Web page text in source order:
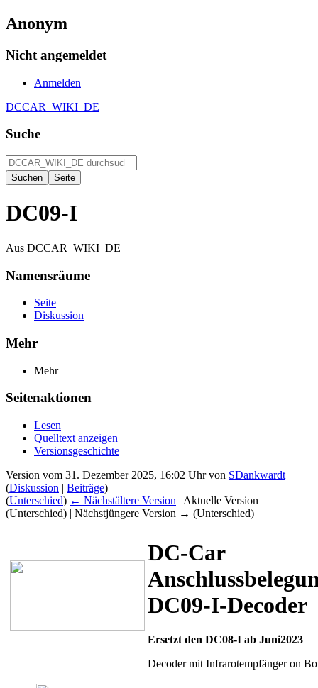
Anonym
Nicht angemeldet
Anmelden
DCCAR_WIKI_DE
Suche
DC09-I
Aus DCCAR_WIKI_DE
Namensräume
Seite
Diskussion
Mehr
Mehr
Seitenaktionen
Lesen
Quelltext anzeigen
Versionsgeschichte
Version vom 31. Dezember 2025, 16:02 Uhr von SDankwardt
(Diskussion | Beiträge)
(Unterschied) ← Nächstältere Version | Aktuelle Version
(Unterschied) | Nächstjüngere Version → (Unterschied)
DC-Car
DC09-I-Decoder
Ersetzt den DC08-I ab Juni2023
Decoder mit Infrarotempfänger on